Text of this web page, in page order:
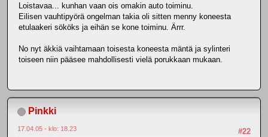
Loistavaa... kunhan vaan ois omakin auto toiminu.
Eilisen vauhtipyörä ongelman takia oli sitten menny koneesta
etulaakeri sököks ja eihän se kone toiminu. Ärrr.
No nyt äkkiä vaihtamaan toisesta koneesta mäntä ja sylinteri
toiseen niin pääsee mahdollisesti vielä porukkaan mukaan.
Pinkki
#22
17.04.05 - klo: 18.23